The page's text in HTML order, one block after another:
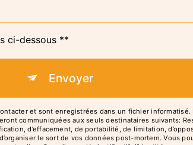
ci-dessous **
Envoyer
et sont enregistrées dans un fichier
communiquées aux seuls destinataires suivants:
d’effacement, de portabilité, de limitation,
le sort de vos données post-mortem. Vous